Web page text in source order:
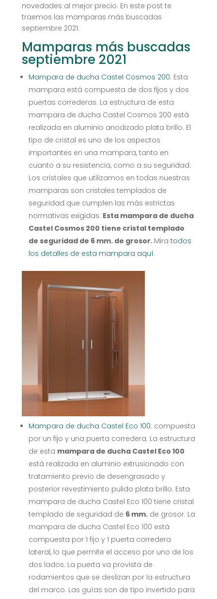
novedades al mejor precio. En este post te
traemos las mamparas más buscadas
septiembre 2021:
Mamparas más buscadas
septiembre 2021
Mampara de ducha Castel Cosmos 200. Esta
mampara está compuesta de dos fijos y dos
puertas correderas. La estructura de esta
mampara de ducha Castel Cosmos 200 está
realizada en aluminio anodizado plata brillo. El
tipo de cristal es uno de los aspectos
importantes en una mampara, tanto en
cuanto a su resistencia, como a su seguridad.
Los cristales que utilizamos en todas nuestras
mamparas son cristales templados de
seguridad que cumplen las más estrictas
normativas exigidas. Esta mampara de ducha
Castel Cosmos 200 tiene cristal templado
de seguridad de 6 mm. de grosor. Mira todos
los detalles de esta mampara aquí.
Mampara de ducha Castel Eco 100: compuesta
por un fijo y una puerta corredera. La estructura
de esta mampara de ducha Castel Eco 100
está realizada en aluminio extrusionado con
tratamiento previo de desengrasado y
posterior revestimiento pulido plata brillo. Esta
mampara de ducha Castel Eco 100 tiene cristal
templado de seguridad de 6 mm.de grosor. La
mampara de ducha Castel Eco 100 está
compuesta por 1 fijo y 1 puerta corredera
lateral, lo que permite el acceso por uno de los
dos lados. La puerta va provista de
rodamientos que se deslizan por la estructura
del marco. Las guías son de tipo invertido para